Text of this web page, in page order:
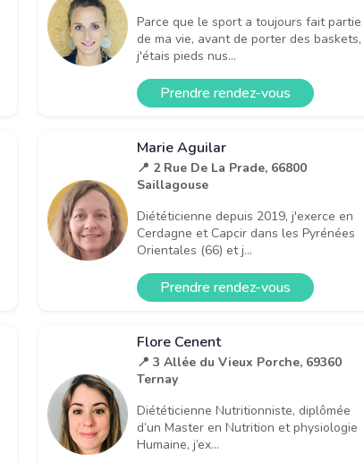
Parce que le sport a toujours fait partie
de ma vie, avant de porter des baskets,
j'étais pieds nus...
Prendre rendez-vous
Marie Aguilar
📍 2 Rue De La Prade, 66800
Saillagouse
Diététicienne depuis 2019, j'exerce en
Cerdagne et Capcir dans les Pyrénées
Orientales (66) et j...
Prendre rendez-vous
Flore Cenent
📍 3 Allée du Vieux Porche, 69360
Ternay
Diététicienne Nutritionniste, diplômée
d’un Master en Nutrition et physiologie
Humaine, j’ex...